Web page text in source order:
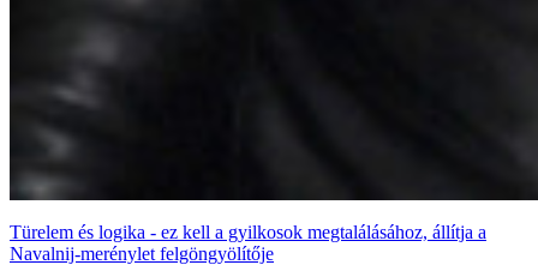
Türelem és logika - ez kell a gyilkosok megtalálásához, állítja a
Navalnij-merénylet felgöngyölítője